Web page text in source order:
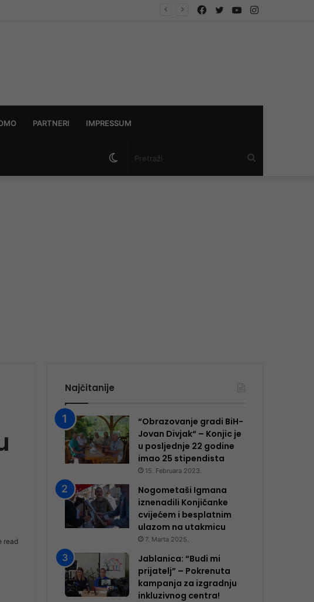
Instagram
YouTube
Twitter
Facebook
PARTNERI IMPRESSUM
Switch
read
Najčitanije
“Obrazovanje gradi BiH-
Jovan Divjak“ – Konjic je
u posljednje 22 godine
imao 25 ​​stipendista
15. Februara 2023.
Nogometaši Igmana
iznenadili Konjičanke
cvijećem i besplatnim
ulazom na utakmicu
7. Marta 2025.
Jablanica: “Budi mi
prijatelj” – Pokrenuta
kampanja za izgradnju
inkluzivnog centra!